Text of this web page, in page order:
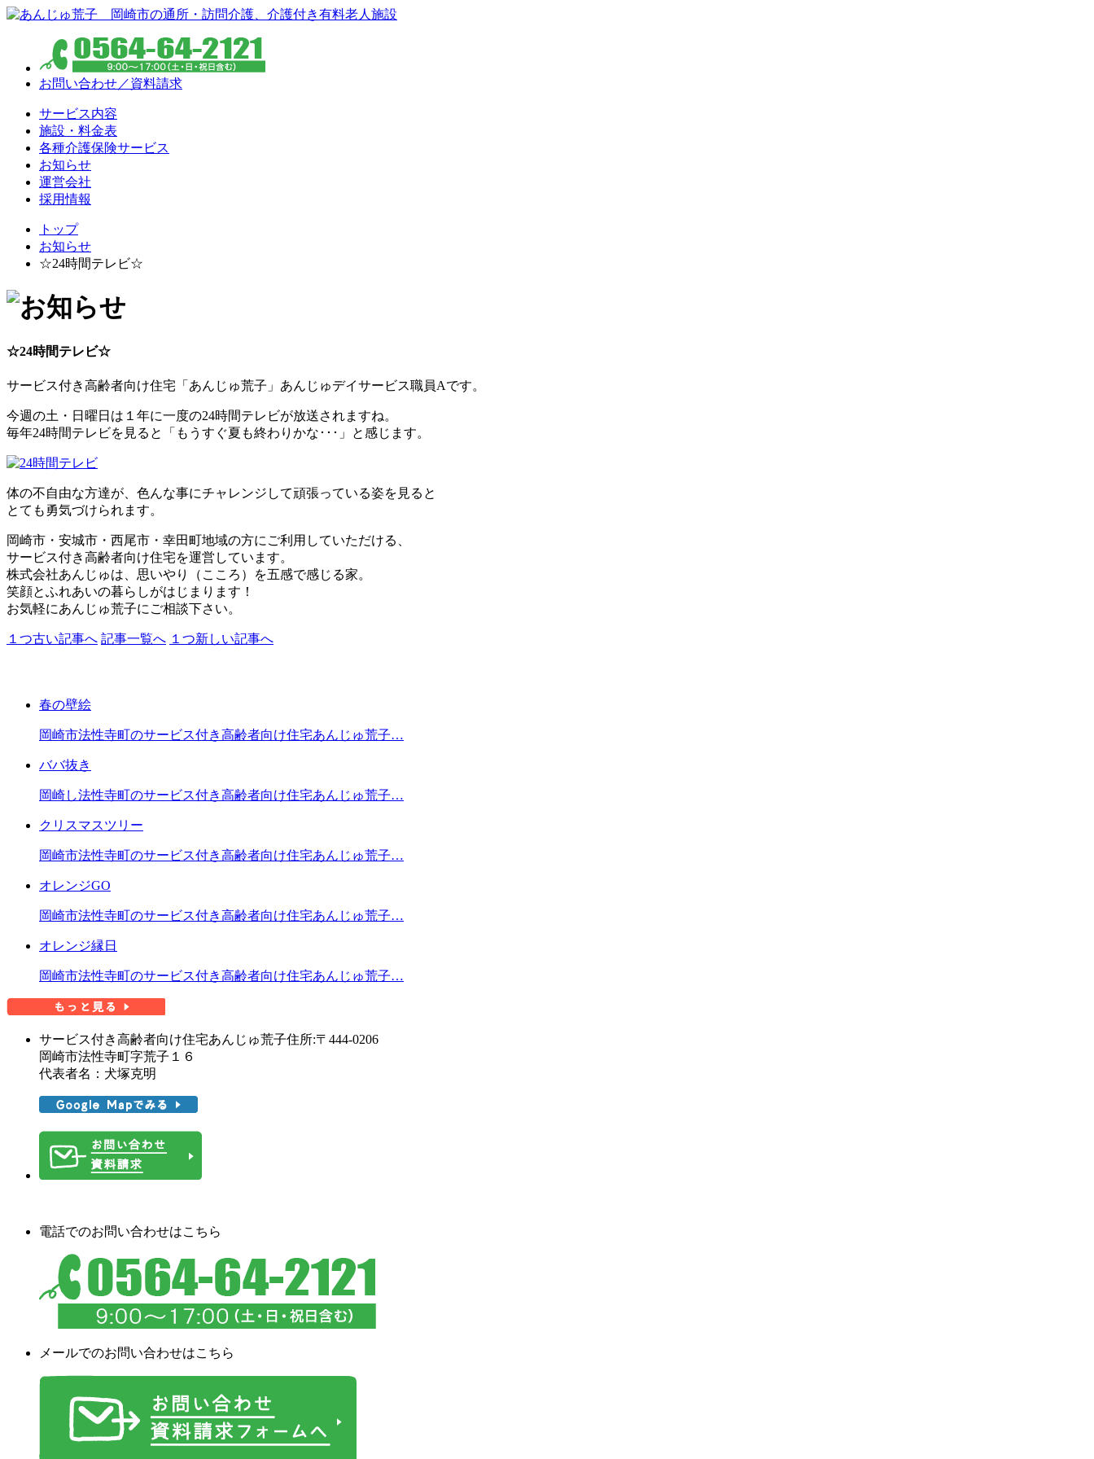
お問い合わせ／資料請求
サービス内容
施設・料金表
各種介護保険サービス
お知らせ
運営会社
採用情報
トップ
お知らせ
☆24時間テレビ☆
☆24時間テレビ☆
サービス付き高齢者向け住宅「あんじゅ荒子」あんじゅデイサービス職員Aです。
今週の土・日曜日は１年に一度の24時間テレビが放送されますね。
毎年24時間テレビを見ると「もうすぐ夏も終わりかな･･･」と感じます。
体の不自由な方達が、色んな事にチャレンジして頑張っている姿を見ると
とても勇気づけられます。
岡崎市・安城市・西尾市・幸田町地域の方にご利用していただける、
サービス付き高齢者向け住宅を運営しています。
株式会社あんじゅは、思いやり（こころ）を五感で感じる家。
笑顔とふれあいの暮らしがはじまります！
お気軽にあんじゅ荒子にご相談下さい。
１つ古い記事へ 記事一覧へ １つ新しい記事へ
春の壁絵
岡崎市法性寺町のサービス付き高齢者向け住宅あんじゅ荒子…
ババ抜き
岡崎し法性寺町のサービス付き高齢者向け住宅あんじゅ荒子…
クリスマスツリー
岡崎市法性寺町のサービス付き高齢者向け住宅あんじゅ荒子…
オレンジGO
岡崎市法性寺町のサービス付き高齢者向け住宅あんじゅ荒子…
オレンジ縁日
岡崎市法性寺町のサービス付き高齢者向け住宅あんじゅ荒子…
サービス付き高齢者向け住宅あんじゅ荒子住所:〒444-0206
岡崎市法性寺町字荒子１６
代表者名：犬塚克明
電話でのお問い合わせはこちら
メールでのお問い合わせはこちら